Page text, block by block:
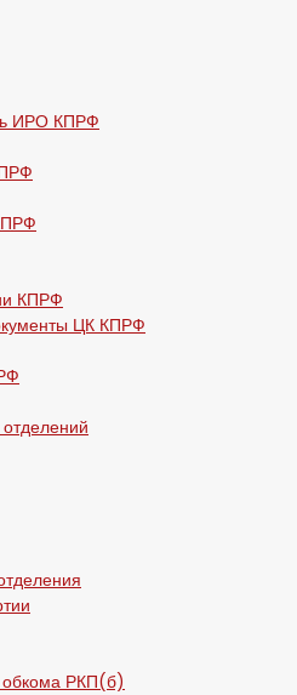
ИРО КПРФ
КПРФ
ЦК КПРФ
обкома РКП(б)